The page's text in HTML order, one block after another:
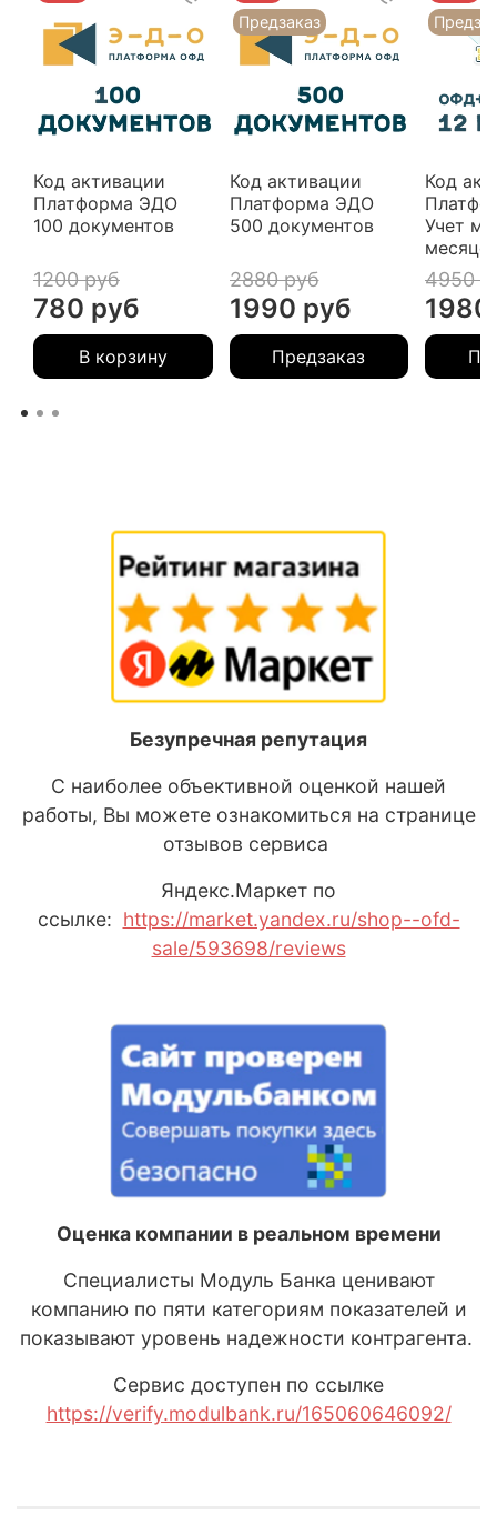
Код активации
Платформа ЭДО
100 документов
1200 руб
780 руб
В корзину
Предзаказ
Код активации
Платформа ЭДО
500 документов
2880 руб
1990 руб
Предзаказ
Код
Учет
4950
Безупречная репутация
С наиболее объективной оценкой нашей
работы, Вы можете ознакомиться на странице
отзывов сервиса
Яндекс.Маркет по
ссылке: https://market.yandex.ru/shop--ofd-
sale/593698/reviews
Оценка компании в реальном времени
Специалисты Модуль Банка ценивают
компанию по пяти категориям показателей и
показывают уровень надежности контрагента.
Сервис доступен по ссылке
https://verify.modulbank.ru/165060646092/